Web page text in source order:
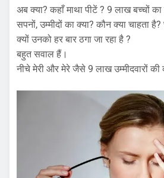
अब क्या? कहाँ माथा पीटें ? 9 लाख बच्चों
सपनों, उम्मीदों का क्या? कौन क्या चाहता
क्यों उनको हर बार ठगा जा रहा है ?
बहुत सवाल हैं।
नीचे मेरी और मेरे जैसे 9 लाख उम्मीदवारों की